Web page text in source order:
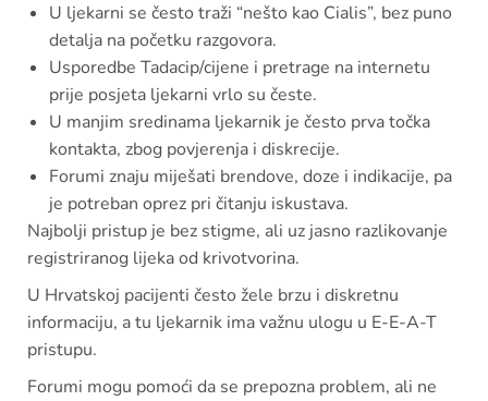
U ljekarni se često traži “nešto kao Cialis”, bez puno
detalja na početku razgovora.
Usporedbe Tadacip/cijene i pretrage na internetu
prije posjeta ljekarni vrlo su česte.
U manjim sredinama ljekarnik je često prva točka
kontakta, zbog povjerenja i diskrecije.
Forumi znaju miješati brendove, doze i indikacije, pa
je potreban oprez pri čitanju iskustava.
Najbolji pristup je bez stigme, ali uz jasno razlikovanje
registriranog lijeka od krivotvorina.
U Hrvatskoj pacijenti često žele brzu i diskretnu
informaciju, a tu ljekarnik ima važnu ulogu u E-E-A-T
pristupu.
Forumi mogu pomoći da se prepozna problem, ali ne